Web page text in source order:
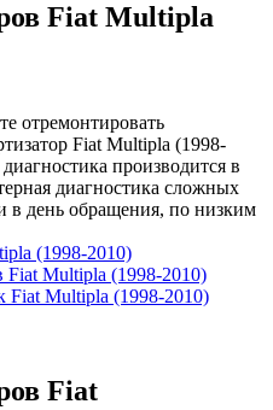
Fiat Multipla
отремонтировать
Fiat Multipla (1998-
производится в
диагностика сложных
в день обращения, по низким
(1998-2010)
Fiat Multipla (1998-2010)
Fiat Multipla (1998-2010)
Fiat